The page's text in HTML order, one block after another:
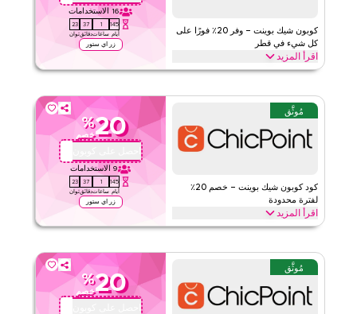
كوبون شيك بوينت – وفر 20٪ فورًا على
كل شيء في قطر
اقرأ المزيد
16 الاستخدامات
145
أيام
1
ساعات
37
دقائق
22
ثوان
زر اي ستور
وفر 20٪ فورًا مع هذا كود شيك بوينت على كل شيء. فعّل الآن للحصول
الأطفال، الأحذية، الإكسسوارات، ديكور المنزل والمزيد.
شيك بوينت الأحكام والشروط
الحد الأدنى للطلب
٢٤٧
تطبيق
الفئات
على مستوى الموقع
مُوثَّق
كود كوبون شيك بوينت – خصم 20٪
لفترة محدودة
اقرأ المزيد
20
%
خصم
احصل على كوبون
9 الاستخدامات
145
أيام
1
ساعات
37
دقائق
22
ثوان
زر اي ستور
احصل على خصم 20٪ على جميع الفئات مع هذا كود برومو شيك بوينت
طلب.
شيك بوينت الأحكام والشروط
الحد الأدنى للطلب
٢٤٧
مُوثَّق
20
%
خصم
احصل على كوبون